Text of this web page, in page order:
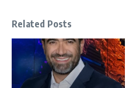
Related Posts